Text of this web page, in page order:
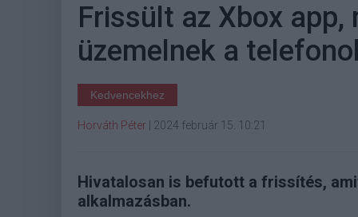
Frissült az Xbox
üzemelnek a
Kedvencekhez
Horváth Péter 2024 február 15. 10:21
Hivatalosan is befutott a frissítés,
alkalmazásban.